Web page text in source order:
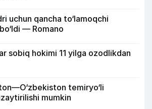
uchun qancha to‘lamoqchi
— Romano
sobiq hokimi 11 yilga ozodlikdan
temiryo‘li
mumkin